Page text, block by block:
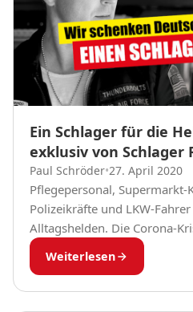
Ein Schlager für die
exklusiv von Schlager
Paul Schröder•27. April 2020
Pflegepersonal, Supermarkt-
Polizeikräfte und LKW-
Alltagshelden. Die Corona-
alles ab. Zeit, um einfach mal
Schlager Radio B2 widmet all
Weiterlesen